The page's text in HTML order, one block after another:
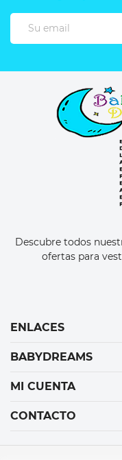
Descubre todos
ofertas para
ENLACES
BABYDREAMS
MI CUENTA
CONTACTO